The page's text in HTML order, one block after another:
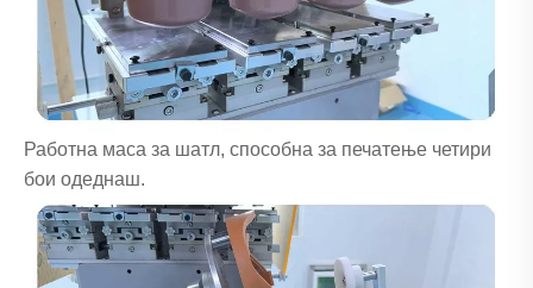
Работна маса за шатл, способна за печатење четири
бои одеднаш.